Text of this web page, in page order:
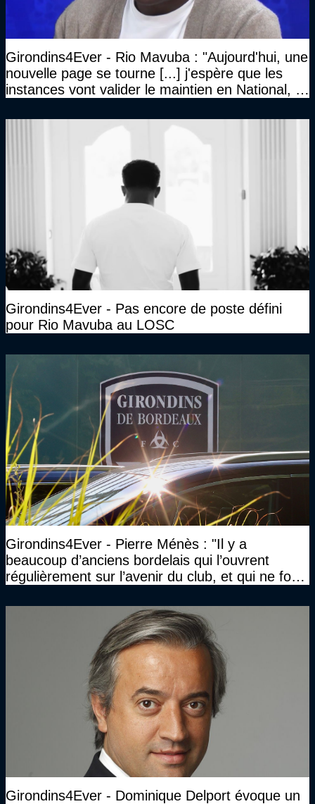
Girondins4Ever - Rio Mavuba : "Aujourd'hui, une
nouvelle page se tourne [...] j'espère que les
instances vont valider le maintien en National, et
haut niveau"
Girondins4Ever - Pas encore de poste défini
pour Rio Mavuba au LOSC
Girondins4Ever - Pierre Ménès : "Il y a
beaucoup d’anciens bordelais qui l’ouvrent
régulièrement sur l’avenir du club, et qui ne font
Girondins4Ever - Dominique Delport évoque un